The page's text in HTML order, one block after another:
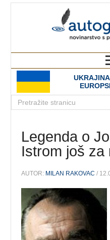
Legenda o
Istrom još za
AUTOR: MILAN RAKOVAC /